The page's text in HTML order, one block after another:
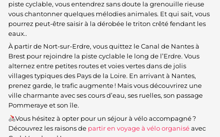
piste cyclable, vous entendrez sans doute la grenouille rieuse
vous chantonner quelques mélodies animales. Et qui sait, vous
pourrez peut-être saisir à la dérobée le triton crêté fendant les
eaux..
À partir de Nort-sur-Erdre, vous quittez le Canal de Nantes à
Brest pour rejoindre la piste cyclable le long de l’Erdre. Vous
alternez entre petites routes et voies vertes dans de jolis
villages typiques des Pays de la Loire. En arrivant à Nantes,
prenez garde, le trafic augmente ! Mais vous découvrirez une
ville charmante avec ses cours d’eau, ses ruelles, son passage
Pommeraye et son île.
Vous hésitez à opter pour un séjour à vélo accompagné ?
Découvrez les raisons de partir en voyage à vélo organiséavec